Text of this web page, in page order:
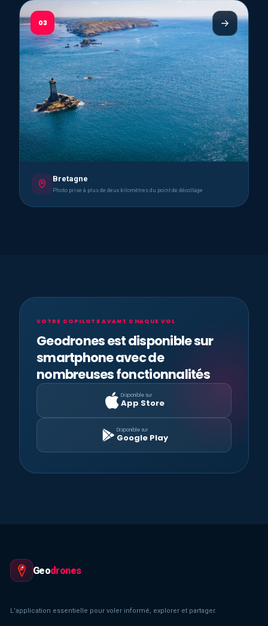
03
Bretagne
Photo prise à plus de deux kilomètres du point de décollage
VOTRE COPILOTE AVANT CHAQUE VOL
Geodrones est disponible sur
smartphone avec de
nombreuses fonctionnalités
Disponible sur
App Store
Disponible sur
Google Play
Geodrones
L’application essentielle pour voler informé, explorer et partager.